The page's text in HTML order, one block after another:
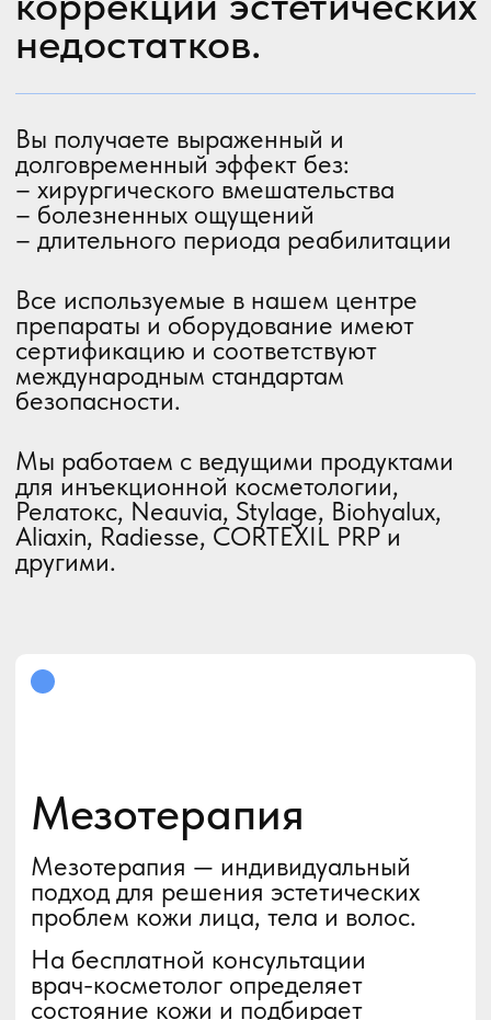
Мы работаем с ведущими продуктами
для инъекционной косметологии,
Релатокс, Neauvia, Stylage, Biohyalux,
Aliaxin, Radiesse, CORTEXIL PRP и
Мезотерапия
Мезотерапия — индивидуальный
подход для решения эстетических
проблем кожи лица, тела и волос.
На бесплатной консультации
врач-косметолог определяет
состояние кожи и подбирает
Преимущества
Направленность
препараты мезотерапии
работают непосредственно
в проблемной зоне